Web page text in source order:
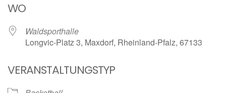
WO
Waldsporthalle
Longvic-Platz 3, Maxdorf, Rheinland-Pfalz, 67133
VERANSTALTUNGSTYP